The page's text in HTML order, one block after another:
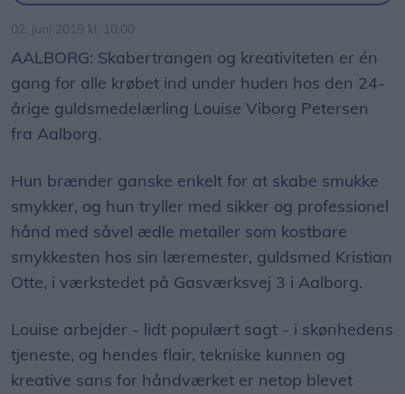
02. juni 2019 kl. 10.00
AALBORG: Skabertrangen og kreativiteten er én
gang for alle krøbet ind under huden hos den 24-
årige guldsmedelærling Louise Viborg Petersen
fra Aalborg.
Hun brænder ganske enkelt for at skabe smukke
smykker, og hun tryller med sikker og professionel
hånd med såvel ædle metaller som kostbare
smykkesten hos sin læremester, guldsmed Kristian
Otte, i værkstedet på Gasværksvej 3 i Aalborg.
Louise arbejder - lidt populært sagt - i skønhedens
tjeneste, og hendes flair, tekniske kunnen og
kreative sans for håndværket er netop blevet